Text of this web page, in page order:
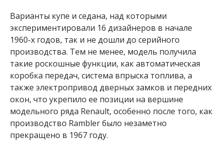
Варианты купе и седана, над которыми
экспериментировали 16 дизайнеров в начале
1960-х годов, так и не дошли до серийного
производства. Тем не менее, модель получила
такие роскошные функции, как автоматическая
коробка передач, система впрыска топлива, а
также электропривод дверных замков и передних
окон, что укрепило ее позиции на вершине
модельного ряда Renault, особенно после того, как
производство Rambler было незаметно
прекращено в 1967 году.